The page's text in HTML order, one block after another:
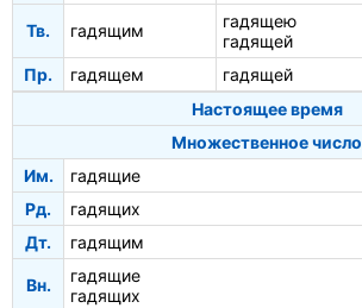
Тв. гадящим
гадящею
гадящей
Пр. гадящем гадящей
Настоящее время
Множественное число
Им.
гадящие
Рд.
гадящих
Дт.
гадящим
Вн.
гадящие
гадящих